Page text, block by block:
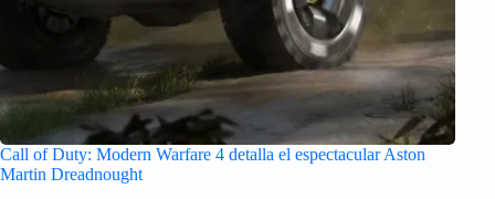
Call of Duty: Modern Warfare 4 detalla el espectacular Aston
Martin Dreadnought